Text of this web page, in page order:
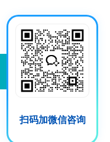
扫码加微信咨询